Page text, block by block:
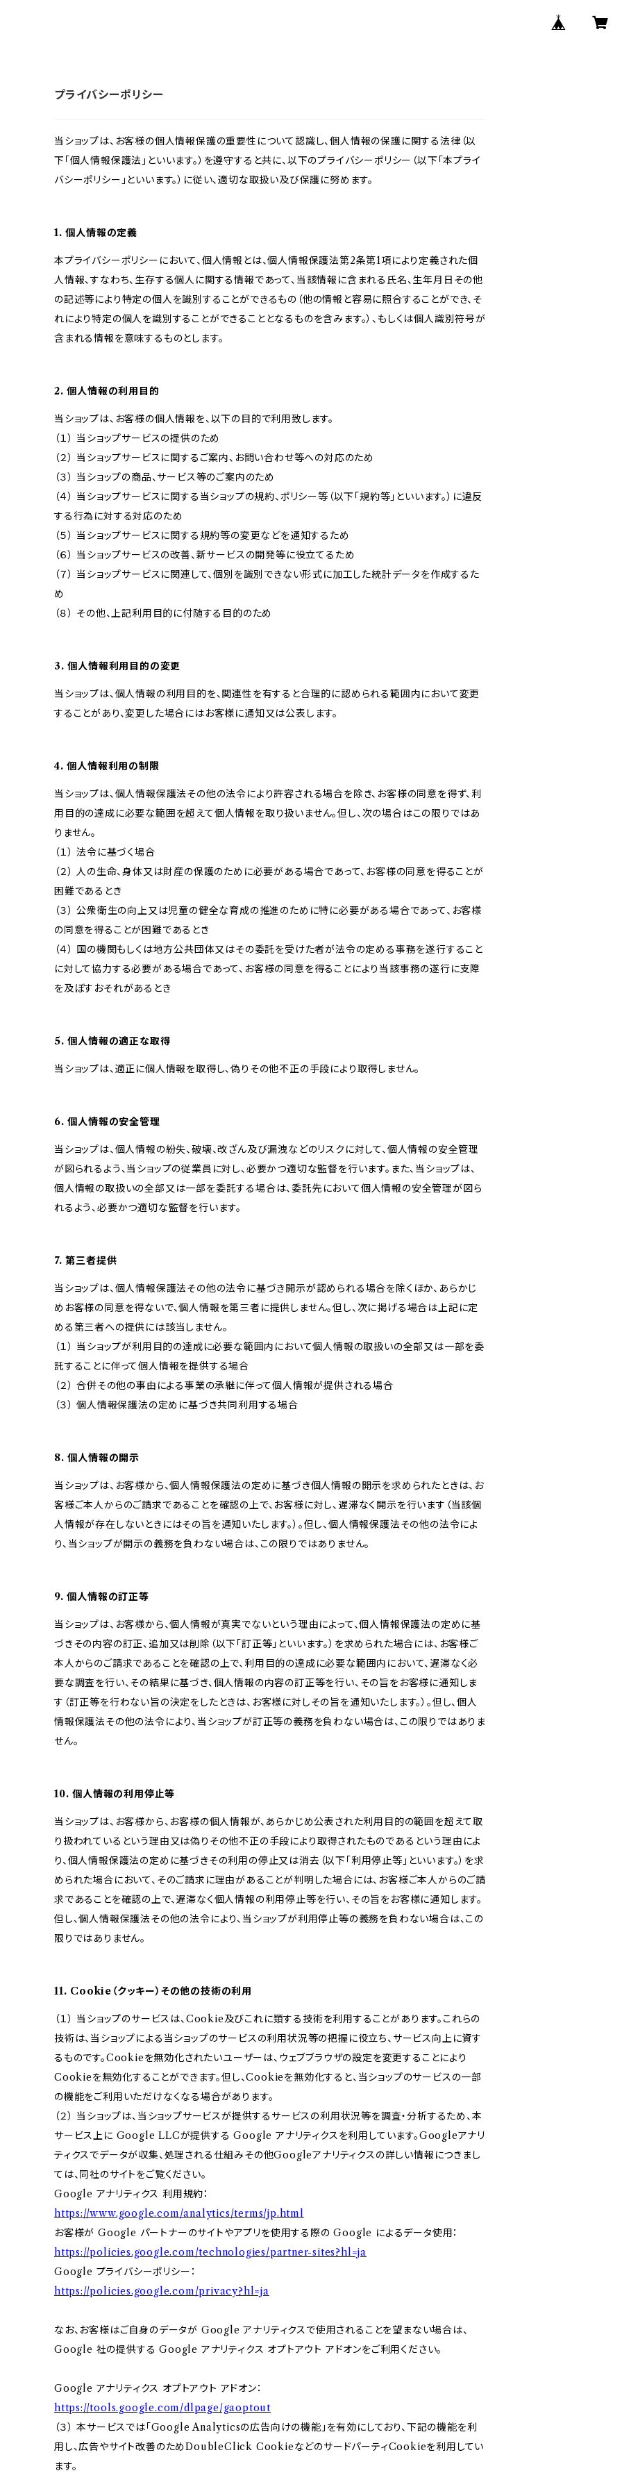
プライバシーポリシー
当ショップは、お客様の個人情報保護の重要性について認識し、個人情報の保護に関する法律（以
下「個人情報保護法」といいます。）を遵守すると共に、以下のプライバシーポリシー（以下「本プライ
バシーポリシー」といいます。）に従い、適切な取扱い及び保護に努めます。
1. 個人情報の定義
本プライバシーポリシーにおいて、個人情報とは、個人情報保護法第2条第1項により定義された個
人情報、すなわち、生存する個人に関する情報であって、当該情報に含まれる氏名、生年月日その他
の記述等により特定の個人を識別することができるもの（他の情報と容易に照合することができ、そ
れにより特定の個人を識別することができることとなるものを含みます。）、もしくは個人識別符号が
含まれる情報を意味するものとします。
2. 個人情報の利用目的
当ショップは、お客様の個人情報を、以下の目的で利用致します。
（１） 当ショップサービスの提供のため
（２） 当ショップサービスに関するご案内、お問い合わせ等への対応のため
（３） 当ショップの商品、サービス等のご案内のため
（４） 当ショップサービスに関する当ショップの規約、ポリシー等（以下「規約等」といいます。）に違反
する行為に対する対応のため
（５） 当ショップサービスに関する規約等の変更などを通知するため
（６） 当ショップサービスの改善、新サービスの開発等に役立てるため
（７） 当ショップサービスに関連して、個別を識別できない形式に加工した統計データを作成するた
め
（８） その他、上記利用目的に付随する目的のため
3. 個人情報利用目的の変更
当ショップは、個人情報の利用目的を、関連性を有すると合理的に認められる範囲内において変更
することがあり、変更した場合にはお客様に通知又は公表します。
4. 個人情報利用の制限
当ショップは、個人情報保護法その他の法令により許容される場合を除き、お客様の同意を得ず、利
用目的の達成に必要な範囲を超えて個人情報を取り扱いません。但し、次の場合はこの限りではあ
りません。
（１） 法令に基づく場合
（２） 人の生命、身体又は財産の保護のために必要がある場合であって、お客様の同意を得ることが
困難であるとき
（３） 公衆衛生の向上又は児童の健全な育成の推進のために特に必要がある場合であって、お客様
の同意を得ることが困難であるとき
（４） 国の機関もしくは地方公共団体又はその委託を受けた者が法令の定める事務を遂行すること
に対して協力する必要がある場合であって、お客様の同意を得ることにより当該事務の遂行に支障
を及ぼすおそれがあるとき
5. 個人情報の適正な取得
当ショップは、適正に個人情報を取得し、偽りその他不正の手段により取得しません。
6. 個人情報の安全管理
当ショップは、個人情報の紛失、破壊、改ざん及び漏洩などのリスクに対して、個人情報の安全管理
が図られるよう、当ショップの従業員に対し、必要かつ適切な監督を行います。また、当ショップは、
個人情報の取扱いの全部又は一部を委託する場合は、委託先において個人情報の安全管理が図ら
れるよう、必要かつ適切な監督を行います。
7. 第三者提供
当ショップは、個人情報保護法その他の法令に基づき開示が認められる場合を除くほか、あらかじ
めお客様の同意を得ないで、個人情報を第三者に提供しません。但し、次に掲げる場合は上記に定
める第三者への提供には該当しません。
（１） 当ショップが利用目的の達成に必要な範囲内において個人情報の取扱いの全部又は一部を委
託することに伴って個人情報を提供する場合
（２） 合併その他の事由による事業の承継に伴って個人情報が提供される場合
（３） 個人情報保護法の定めに基づき共同利用する場合
8. 個人情報の開示
当ショップは、お客様から、個人情報保護法の定めに基づき個人情報の開示を求められたときは、お
客様ご本人からのご請求であることを確認の上で、お客様に対し、遅滞なく開示を行います（当該個
人情報が存在しないときにはその旨を通知いたします。）。但し、個人情報保護法その他の法令によ
り、当ショップが開示の義務を負わない場合は、この限りではありません。
9. 個人情報の訂正等
当ショップは、お客様から、個人情報が真実でないという理由によって、個人情報保護法の定めに基
づきその内容の訂正、追加又は削除（以下「訂正等」といいます。）を求められた場合には、お客様ご
本人からのご請求であることを確認の上で、利用目的の達成に必要な範囲内において、遅滞なく必
要な調査を行い、その結果に基づき、個人情報の内容の訂正等を行い、その旨をお客様に通知しま
す（訂正等を行わない旨の決定をしたときは、お客様に対しその旨を通知いたします。）。但し、個人
情報保護法その他の法令により、当ショップが訂正等の義務を負わない場合は、この限りではありま
せん。
10. 個人情報の利用停止等
当ショップは、お客様から、お客様の個人情報が、あらかじめ公表された利用目的の範囲を超えて取
り扱われているという理由又は偽りその他不正の手段により取得されたものであるという理由によ
り、個人情報保護法の定めに基づきその利用の停止又は消去（以下「利用停止等」といいます。）を求
められた場合において、そのご請求に理由があることが判明した場合には、お客様ご本人からのご請
求であることを確認の上で、遅滞なく個人情報の利用停止等を行い、その旨をお客様に通知します。
但し、個人情報保護法その他の法令により、当ショップが利用停止等の義務を負わない場合は、この
限りではありません。
11. Cookie（クッキー）その他の技術の利用
（１） 当ショップのサービスは、Cookie及びこれに類する技術を利用することがあります。これらの
技術は、当ショップによる当ショップのサービスの利用状況等の把握に役立ち、サービス向上に資す
るものです。Cookieを無効化されたいユーザーは、ウェブブラウザの設定を変更することにより
Cookieを無効化することができます。但し、Cookieを無効化すると、当ショップのサービスの一部
の機能をご利用いただけなくなる場合があります。
（２） 当ショップは、当ショップサービスが提供するサービスの利用状況等を調査・分析するため、本
サービス上に Google LLCが提供する Google アナリティクスを利用しています。Googleアナリ
ティクスでデータが収集、処理される仕組みその他Googleアナリティクスの詳しい情報につきまし
ては、同社のサイトをご覧ください。
Google アナリティクス 利用規約：
https://www.google.com/analytics/terms/jp.html
お客様が Google パートナーのサイトやアプリを使用する際の Google によるデータ使用：
https://policies.google.com/technologies/partner-sites?hl=ja
Google プライバシーポリシー：
https://policies.google.com/privacy?hl=ja
なお、お客様はご自身のデータが Google アナリティクスで使用されることを望まない場合は、
Google 社の提供する Google アナリティクス オプトアウト アドオンをご利用ください。
Google アナリティクス オプトアウト アドオン：
https://tools.google.com/dlpage/gaoptout
（３） 本サービスでは「Google Analyticsの広告向けの機能」を有効にしており、下記の機能を利
用し、広告やサイト改善のためDoubleClick CookieなどのサードパーティCookieを利用してい
ます。